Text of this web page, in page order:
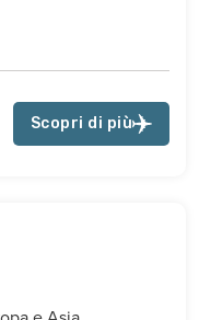
Scopri di più